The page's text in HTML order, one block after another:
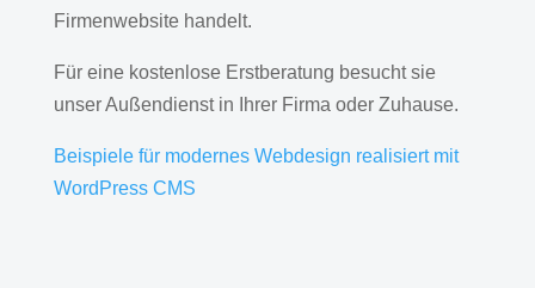
Firmenwebsite handelt.
Für eine kostenlose Erstberatung besucht sie
unser Außendienst in Ihrer Firma oder Zuhause.
Beispiele für modernes Webdesign realisiert mit
WordPress CMS